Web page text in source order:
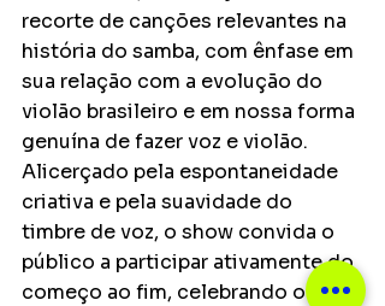
recorte de canções relevantes na
história do samba, com ênfase em
sua relação com a evolução do
violão brasileiro e em nossa forma
genuína de fazer voz e violão.
Alicerçado pela espontaneidade
criativa e pela suavidade do
timbre de voz, o show convida o
público a participar ativamente do
começo ao fim, celebrando o